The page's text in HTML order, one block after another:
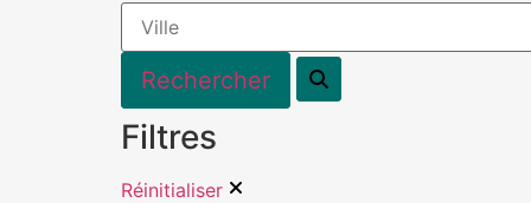
Filtres
Réinitialiser